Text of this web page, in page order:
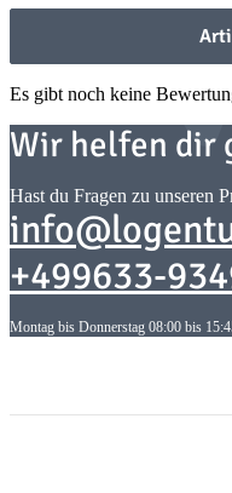
Es gibt noch keine
Wir helfen dir
Hast du Fragen zu unseren
+499633-
Montag bis Donnerstag 08:00 bis